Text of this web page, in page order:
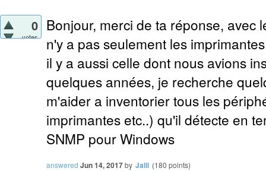
0
votes
Bonjour, merci de ta réponse, avec
n'y a pas seulement les
il y a aussi celle dont nous avions
quelques années, je recherche
m'aider a inventorier tous les
imprimantes etc..) qu'il détecte en
SNMP pour Windows
answered Jun 14, 2017by Jalil (180 points)